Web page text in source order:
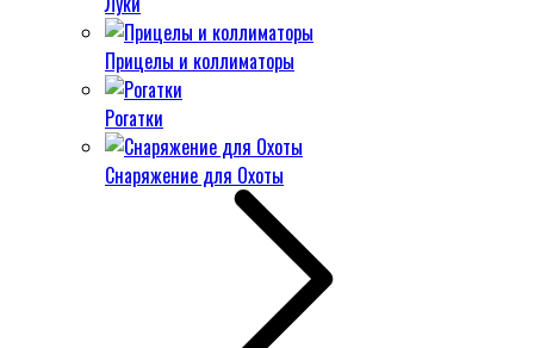
Прицелы и коллиматоры
Рогатки
Снаряжение для Охоты